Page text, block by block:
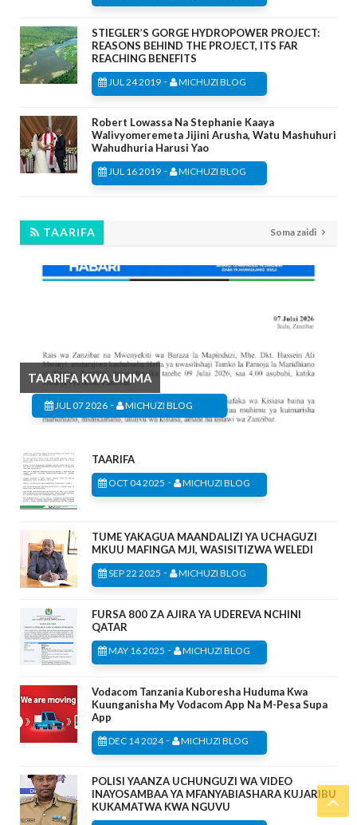
STIEGLER’S GORGE HYDROPOWER PROJECT:
REASONS BEHIND THE PROJECT, ITS FAR
REACHING BENEFITS
JUL 24 2019 - MICHUZI BLOG
Robert Lowassa Na Stephanie Kaaya
Walivyomeremeta Jijini Arusha, Watu Mashuhuri
Wahudhuria Harusi Yao
JUL 16 2019 - MICHUZI BLOG
TAARIFA Soma zaidi
TAARIFA KWA UMMA
JUL 07 2026 - MICHUZI BLOG
TAARIFA
OCT 04 2025 - MICHUZI BLOG
TUME YAKAGUA MAANDALIZI YA UCHAGUZI
MKUU MAFINGA MJI, WASISITIZWA WELEDI
SEP 22 2025 - MICHUZI BLOG
FURSA 800 ZA AJIRA YA UDEREVA NCHINI
QATAR
MAY 16 2025 - MICHUZI BLOG
Vodacom Tanzania Kuboresha Huduma Kwa
Kuunganisha My Vodacom App Na M-Pesa Supa
App
DEC 14 2024- MICHUZI BLOG
POLISI YAANZA UCHUNGUZI WA VIDEO
INAYOSAMBAA YA MFANYABIASHARA KUJARIBU
KUKAMATWA KWA NGUVU